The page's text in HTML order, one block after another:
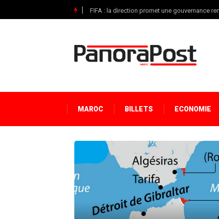
FIFA : la direction promet une gouvernance
MAROC BILLETS ECONOMIE